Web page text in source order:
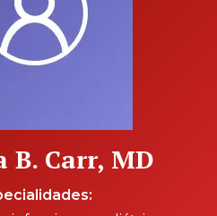
B. Carr, MD